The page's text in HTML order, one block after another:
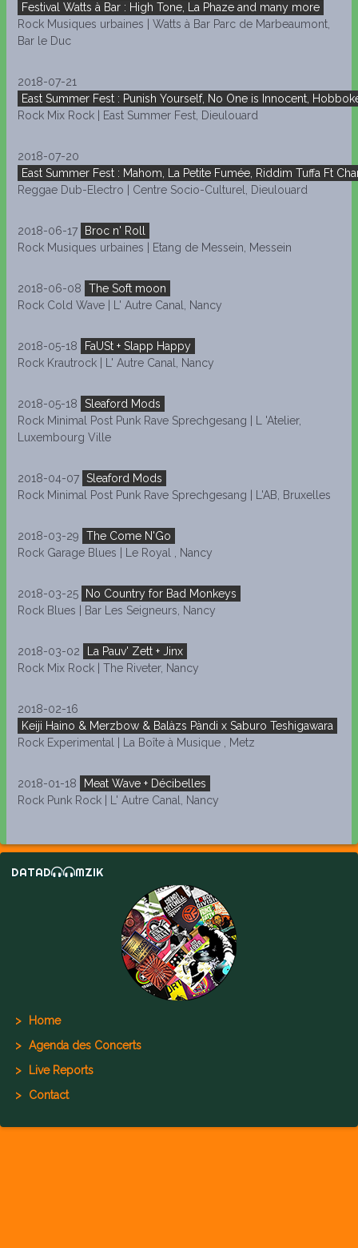
Festival Watts à Bar : High Tone, La Phaze and many more
Rock Musiques urbaines | Watts à Bar Parc de Marbeaumont,
Bar le Duc
2018-07-21
East Summer Fest : Punish Yourself, No One is Innocent,
Rock Mix Rock | East Summer Fest, Dieulouard
2018-07-20
East Summer Fest : Mahom, La Petite Fumée, Riddim Tuffa Ft
Reggae Dub-Electro | Centre Socio-Culturel, Dieulouard
2018-06-17
Broc n' Roll
Rock Musiques urbaines | Etang de Messein, Messein
2018-06-08
The Soft moon
Rock Cold Wave | L' Autre Canal, Nancy
2018-05-18
FaUSt + Slapp Happy
Rock Krautrock | L' Autre Canal, Nancy
2018-05-18
Sleaford Mods
Rock Minimal Post Punk Rave Sprechgesang | L 'Atelier,
Luxembourg Ville
2018-04-07 Sleaford Mods
Rock Minimal Post Punk Rave Sprechgesang | L'AB, Bruxelles
2018-03-29
The Come N'Go
Rock Garage Blues | Le Royal , Nancy
2018-03-25
No Country for Bad Monkeys
Rock Blues | Bar Les Seigneurs, Nancy
2018-03-02
La Pauv' Zett + Jinx
Rock Mix Rock | The Riveter, Nancy
2018-02-16
Keiji Haino & Merzbow & Balàzs Pàndi x Saburo Teshigawara
Rock Experimental | La Boîte à Musique , Metz
2018-01-18
Meat Wave + Décibelles
Rock Punk Rock | L' Autre Canal, Nancy
DATAD MZIK
Home
Agenda des Concerts
Live Reports
Contact